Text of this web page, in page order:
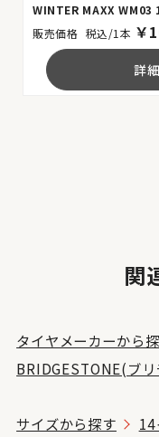
WINTER MAXX WM03
税込/1本 ￥
詳
関
タイヤメーカーから
BRIDGESTONE(ブ
サイズから探す